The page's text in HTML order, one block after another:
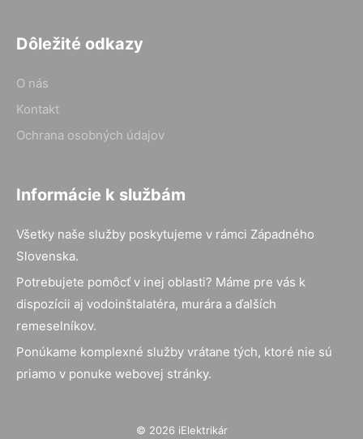
Dôležité odkazy
O nás
Kontakt
Ochrana osobných údajov
Informácie k službám
Všetky naše služby poskytujeme v rámci Západného
Slovenska.
Potrebujete pomôcť v inej oblasti? Máme pre vás k
dispozícii aj vodoinštalatéra, murára a ďalších
remeselníkov.
Ponúkame komplexné služby vrátane tých, ktoré nie sú
priamo v ponuke webovej stránky.
© 2026 iElektrikár